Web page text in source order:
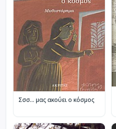
Σσσ... μας ακούει ο κόσμος